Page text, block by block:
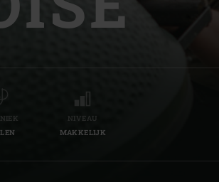
| Slovenija
(French) | Schweiz (Français)
NIVEAU
MAKKELIJK